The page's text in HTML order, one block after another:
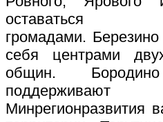
оставаться
громадами.
себя центрами
общин.
поддерживают
Минрегионразвития